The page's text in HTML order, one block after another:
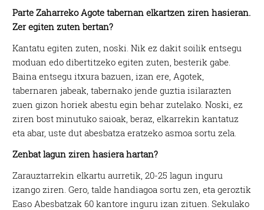
Parte Zaharreko Agote tabernan elkartzen ziren hasieran.
Zer egiten zuten bertan?
Kantatu egiten zuten, noski. Nik ez dakit soilik entsegu
moduan edo dibertitzeko egiten zuten, besterik gabe.
Baina entsegu itxura bazuen, izan ere, Agotek,
tabernaren jabeak, tabernako jende guztia isilarazten
zuen gizon horiek abestu egin behar zutelako. Noski, ez
ziren bost minutuko saioak, beraz, elkarrekin kantatuz
eta abar, uste dut abesbatza eratzeko asmoa sortu zela.
Zenbat lagun ziren hasiera hartan?
Zarauztarrekin elkartu aurretik, 20-25 lagun inguru
izango ziren. Gero, talde handiagoa sortu zen, eta geroztik
Easo Abesbatzak 60 kantore inguru izan zituen. Sekulako